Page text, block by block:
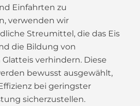
Einfahrten zu
verwenden wir
Streumittel, die das Eis
die Bildung von
verhindern. Diese
bewusst ausgewählt,
bei geringster
sicherzustellen.